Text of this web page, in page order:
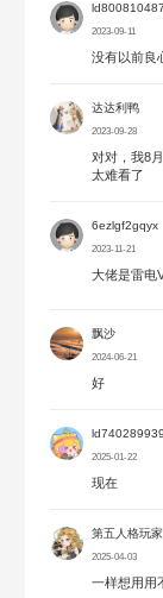
2023-09-11
没有以前良
达达利鸭
2023-09-28
对对，我8
太难看了
6ezlgf2gqyx
2023-11-21
大佬是雷电
飘沙
2024-06-21
好
2025-01-22
现在
第五人格玩家
2025-04-03
一样想用用